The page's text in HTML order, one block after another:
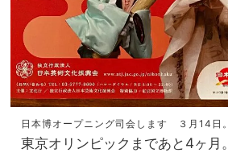
日本博オープニング司会します ３月14日。
東京オリンピックまであと4ヶ月。